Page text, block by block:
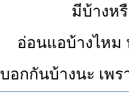
มีบ้างห
อ่อนแอบ้างไหม
บอกกันบ้างนะ เพร